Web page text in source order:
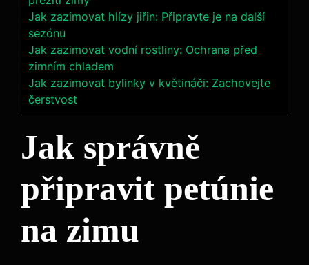
Jak zazimovat hlízy jiřin: Připravte je na další
sezónu
Jak zazimovat vodní rostliny: Ochrana před
zimním chladem
Jak zazimovat bylinky v květináči: Zachovejte
čerstvost
Jak správně
připravit petúnie
na zimu